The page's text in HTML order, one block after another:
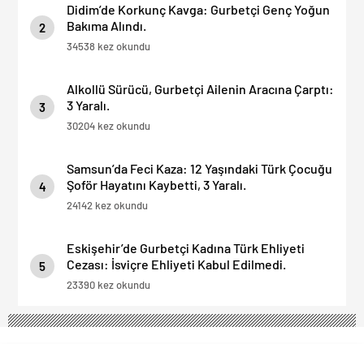
2
Didim’de Korkunç Kavga: Gurbetçi Genç Yoğun
Bakıma Alındı.
34538 kez okundu
3
Alkollü Sürücü, Gurbetçi Ailenin Aracına Çarptı:
3 Yaralı.
30204 kez okundu
4
Samsun’da Feci Kaza: 12 Yaşındaki Türk Çocuğu
Şoför Hayatını Kaybetti, 3 Yaralı.
24142 kez okundu
5
Eskişehir’de Gurbetçi Kadına Türk Ehliyeti
Cezası: İsviçre Ehliyeti Kabul Edilmedi.
23390 kez okundu